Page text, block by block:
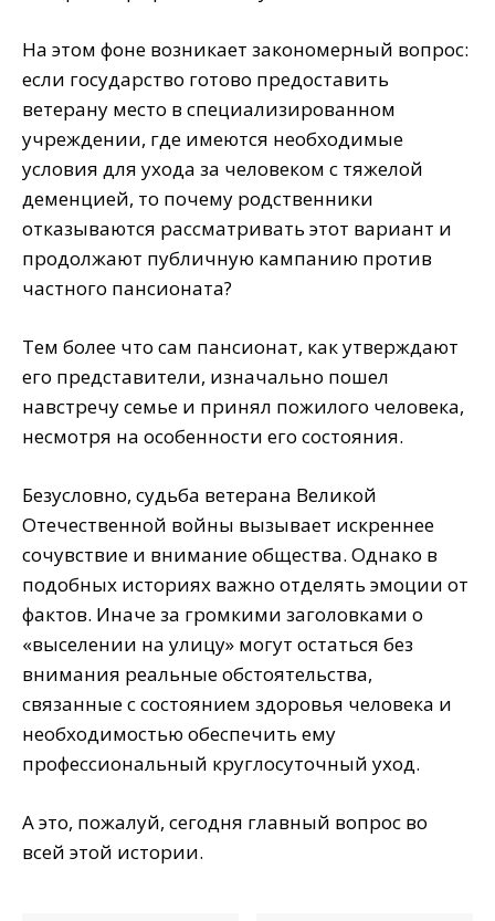
На этом фоне возникает закономерный вопрос:
если государство готово предоставить
ветерану место в специализированном
учреждении, где имеются необходимые
условия для ухода за человеком с тяжелой
деменцией, то почему родственники
отказываются рассматривать этот вариант и
продолжают публичную кампанию против
частного пансионата?
Тем более что сам пансионат, как утверждают
его представители, изначально пошел
навстречу семье и принял пожилого человека,
несмотря на особенности его состояния.
Безусловно, судьба ветерана Великой
Отечественной войны вызывает искреннее
сочувствие и внимание общества. Однако в
подобных историях важно отделять эмоции от
фактов. Иначе за громкими заголовками о
«выселении на улицу» могут остаться без
внимания реальные обстоятельства,
связанные с состоянием здоровья человека и
необходимостью обеспечить ему
профессиональный круглосуточный уход.
А это, пожалуй, сегодня главный вопрос во
всей этой истории.